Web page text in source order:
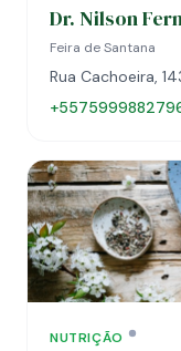
Dr. Nilson
Feira de Santana
Rua Cachoeira,
NUTRIÇÃO